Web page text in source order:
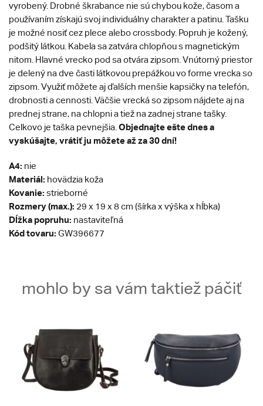
vyrobený. Drobné škrabance nie sú chybou kože, časom a
používaním získajú svoj individuálny charakter a patinu. Tašku
je možné nosiť cez plece alebo crossbody. Popruh je kožený,
podšitý látkou. Kabela sa zatvára chlopňou s magnetickým
nitom. Hlavné vrecko pod sa otvára zipsom. Vnútorný priestor
je delený na dve časti látkovou prepážkou vo forme vrecka so
zipsom. Využiť môžete aj ďalších menšie kapsičky na telefón,
drobnosti a cennosti. Väčšie vrecká so zipsom nájdete aj na
prednej strane, na chlopni a tiež na zadnej strane tašky.
Celkovo je taška pevnejšia. Objednajte ešte dnes a
vyskúšajte, vrátiť ju môžete až za 30 dní!
A4: nie
Materiál: hovädzia koža
Kovanie: strieborné
Rozmery (max.): 29 x 19 x 8 cm (šírka x výška x hĺbka)
Dĺžka popruhu: nastaviteľná
Kód tovaru: GW396677
mohlo by sa vám taktiež páčiť